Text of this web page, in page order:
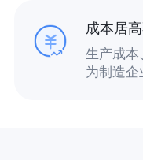
成本居
生产成本
为制造企